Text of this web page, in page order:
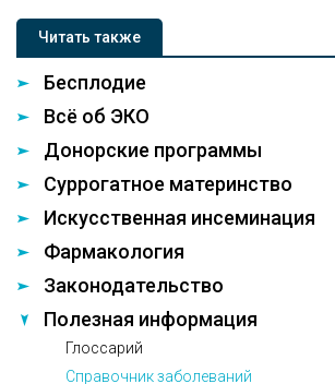
Читать также
Бесплодие
Всё об ЭКО
Донорские программы
Суррогатное материнство
Искусственная инсеминация
Фармакология
Законодательство
Полезная информация
Глоссарий
Справочник заболеваний